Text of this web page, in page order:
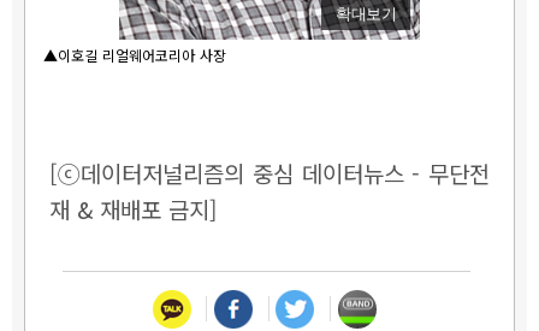
확대보기
▲이호길 리얼웨어코리아 사장
[ⓒ데이터저널리즘의 중심 데이터뉴스 - 무단전
재 & 재배포 금지]